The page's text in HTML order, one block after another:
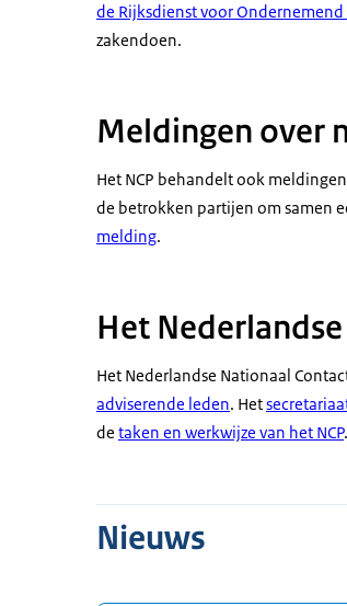
de Rijksdienst voor Ondernemend
zakendoen.
Meldingen over
Het NCP behandelt ook
de betrokken partijen om samen
melding.
Het
Het Nederlandse Nationaal
adviserende leden. Het
de taken en werkwijze van het NCP.
Nieuws